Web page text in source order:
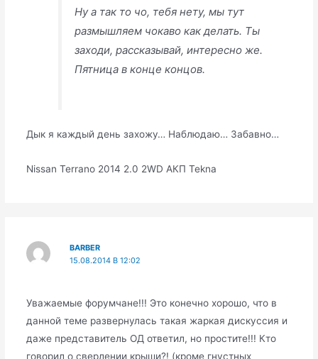
Ну а так то чо, тебя нету, мы тут
размышляем чокаво как делать. Ты
заходи, рассказывай, интересно же.
Пятница в конце концов.
Дык я каждый день захожу… Наблюдаю… Забавно…
Nissan Terrano 2014 2.0 2WD АКП Tekna
BARBER
15.08.2014 В 12:02
Уважаемые форумчане!!! Это конечно хорошо, что в
данной теме развернулась такая жаркая дискуссия и
даже представитель ОД ответил, но простите!!! Кто
говорил о сверлении крыши?! (кроме гнустных